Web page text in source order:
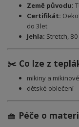
Země původu:
Certifikát:
do 3let
Jehla: Stretch,
✂️ Co lze z
mikiny a
dětské oblečení
🧺 Péče o